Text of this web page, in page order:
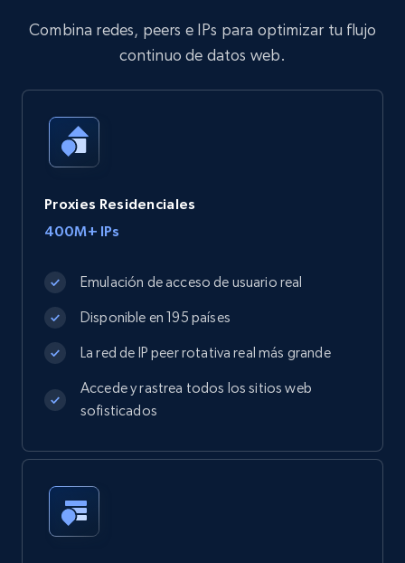
Combina redes, peers e IPs para optimizar tu flujo
continuo de datos web.
Proxies Residenciales
400M+ IPs
Emulación de acceso de usuario real
Disponible en 195 países
La red de IP peer rotativa real más grande
Accede y rastrea todos los sitios web
sofisticados